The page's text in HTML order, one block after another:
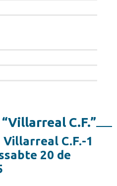
C.F.”
C.F.-1
20 de